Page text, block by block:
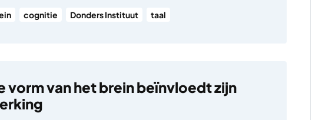
cognitie Donders Instituut taal
vorm van het brein beïnvloedt zijn